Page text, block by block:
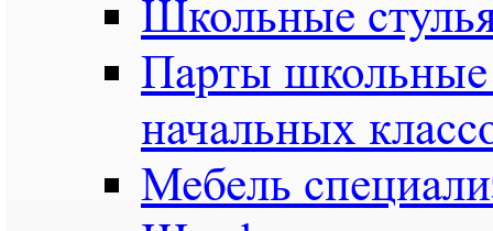
Школьные
Парты школьные
начальных
Мебель